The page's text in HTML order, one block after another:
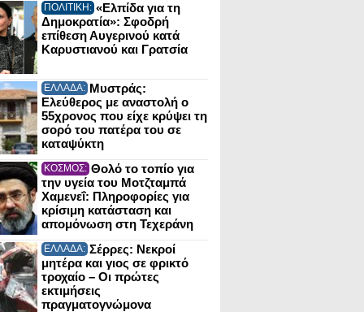
ΠΟΛΙΤΙΚΗ: «Ελπίδα για τη
Δημοκρατία»: Σφοδρή
επίθεση Αυγερινού κατά
Καρυστιανού και Γρατσία
ΕΛΛΑΔΑ: Μυστράς:
Ελεύθερος με αναστολή ο
55χρονος που είχε κρύψει τη
σορό του πατέρα του σε
καταψύκτη
ΚΟΣΜΟΣ: Θολό το τοπίο για
την υγεία του Μοτζταμπά
Χαμενεΐ: Πληροφορίες για
κρίσιμη κατάσταση και
απομόνωση στη Τεχεράνη
ΕΛΛΑΔΑ: Σέρρες: Νεκροί
μητέρα και γιος σε φρικτό
τροχαίο – Οι πρώτες
εκτιμήσεις
πραγματογνώμονα